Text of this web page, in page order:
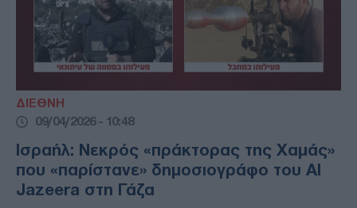
ΔΙΕΘΝΗ
09/04/2026 - 10:48
Ισραήλ: Νεκρός «πράκτορας της Χαμάς»
που «παρίστανε» δημοσιογράφο του Al
Jazeera στη Γάζα